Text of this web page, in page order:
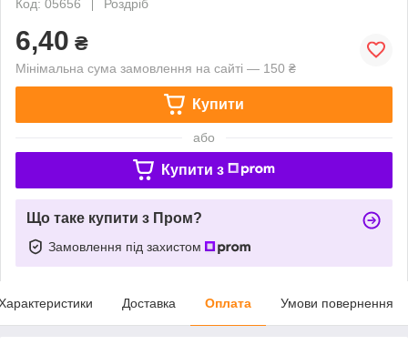
Код: 05656
Роздріб
6,40 ₴
Мінімальна сума замовлення на сайті — 150 ₴
Купити
або
Купити з
Що таке купити з Пром?
Замовлення під захистом
Доставка Оплата Умови повернення